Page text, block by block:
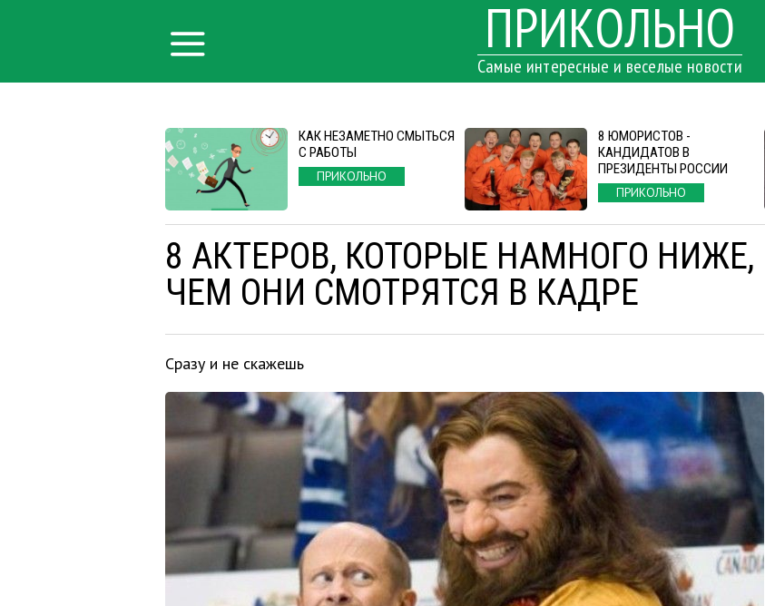
ПРИКОЛЬНО
Самые интересные и веселые новости
КАК НЕЗАМЕТНО СМЫТЬСЯ
С РАБОТЫ
ПРИКОЛЬНО
8 ЮМОРИСТОВ -
КАНДИДАТОВ В
ПРЕЗИДЕНТЫ РОССИИ
ПРИКОЛЬНО
8 АКТЕРОВ, КОТОРЫЕ НАМНОГО НИЖЕ,
ЧЕМ ОНИ СМОТРЯТСЯ В КАДРЕ
Сразу и не скажешь